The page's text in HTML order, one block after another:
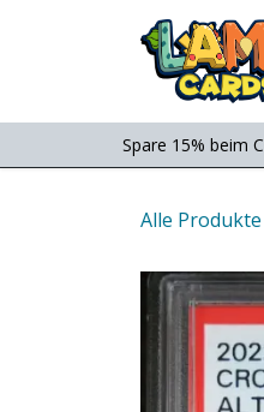
Zum Inhalt springen
Spare 15% beim
Alle Produkte